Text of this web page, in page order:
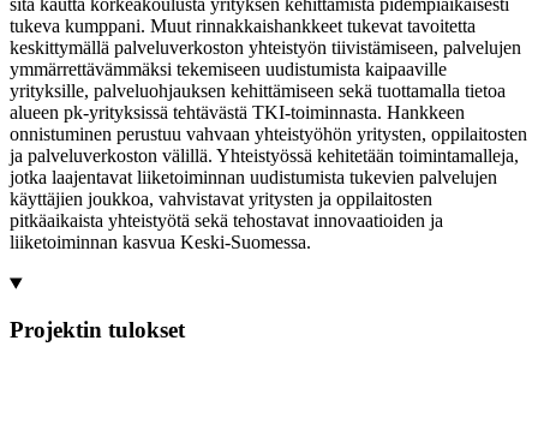
sitä kautta korkeakoulusta yrityksen kehittämistä pidempiaikaisesti
tukeva kumppani. Muut rinnakkaishankkeet tukevat tavoitetta
keskittymällä palveluverkoston yhteistyön tiivistämiseen, palvelujen
ymmärrettävämmäksi tekemiseen uudistumista kaipaaville
yrityksille, palveluohjauksen kehittämiseen sekä tuottamalla tietoa
alueen pk-yrityksissä tehtävästä TKI-toiminnasta. Hankkeen
onnistuminen perustuu vahvaan yhteistyöhön yritysten, oppilaitosten
ja palveluverkoston välillä. Yhteistyössä kehitetään toimintamalleja,
jotka laajentavat liiketoiminnan uudistumista tukevien palvelujen
käyttäjien joukkoa, vahvistavat yritysten ja oppilaitosten
pitkäaikaista yhteistyötä sekä tehostavat innovaatioiden ja
liiketoiminnan kasvua Keski-Suomessa.
Projektin tulokset